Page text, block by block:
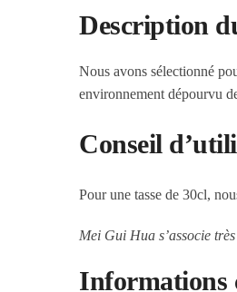
Description
Nous avons sélectionné
environnement dépourvu
Conseil
Pour une tasse de 30cl,
Mei Gui Hua s’associe
Informations